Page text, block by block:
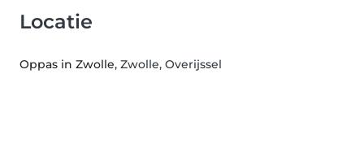
Locatie
Oppas in Zwolle, Zwolle, Overijssel